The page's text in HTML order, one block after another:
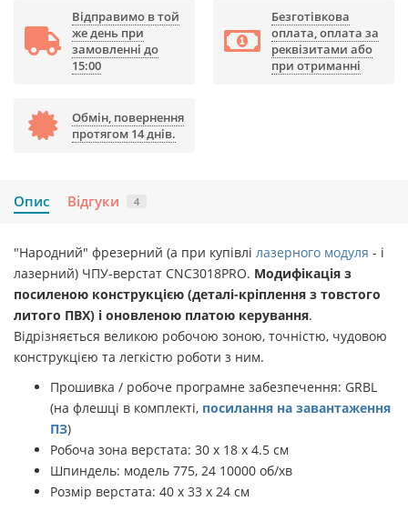
Відправимо в той
же день при
замовленні до
15:00
Безготівкова
оплата, оплата за
реквізитами або
при отриманні
Обмін, повернення
протягом 14 днів.
Опис Відгуки 4
"Народний" фрезерний (а при купівлі лазерного модуля - і
лазерний) ЧПУ-верстат CNC3018PRO. Модифікація з
посиленою конструкцією (деталі-кріплення з товстого
литого ПВХ) і оновленою платою керування.
Відрізняється великою робочою зоною, точністю, чудовою
конструкцією та легкістю роботи з ним.
Прошивка / робоче програмне забезпечення: GRBL
(на флешці в комплекті, посилання на завантаження
ПЗ)
Робоча зона верстата: 30 х 18 х 4.5 см
Шпиндель: модель 775, 24 10000 об/хв
Розмір верстата: 40 х 33 х 24 см